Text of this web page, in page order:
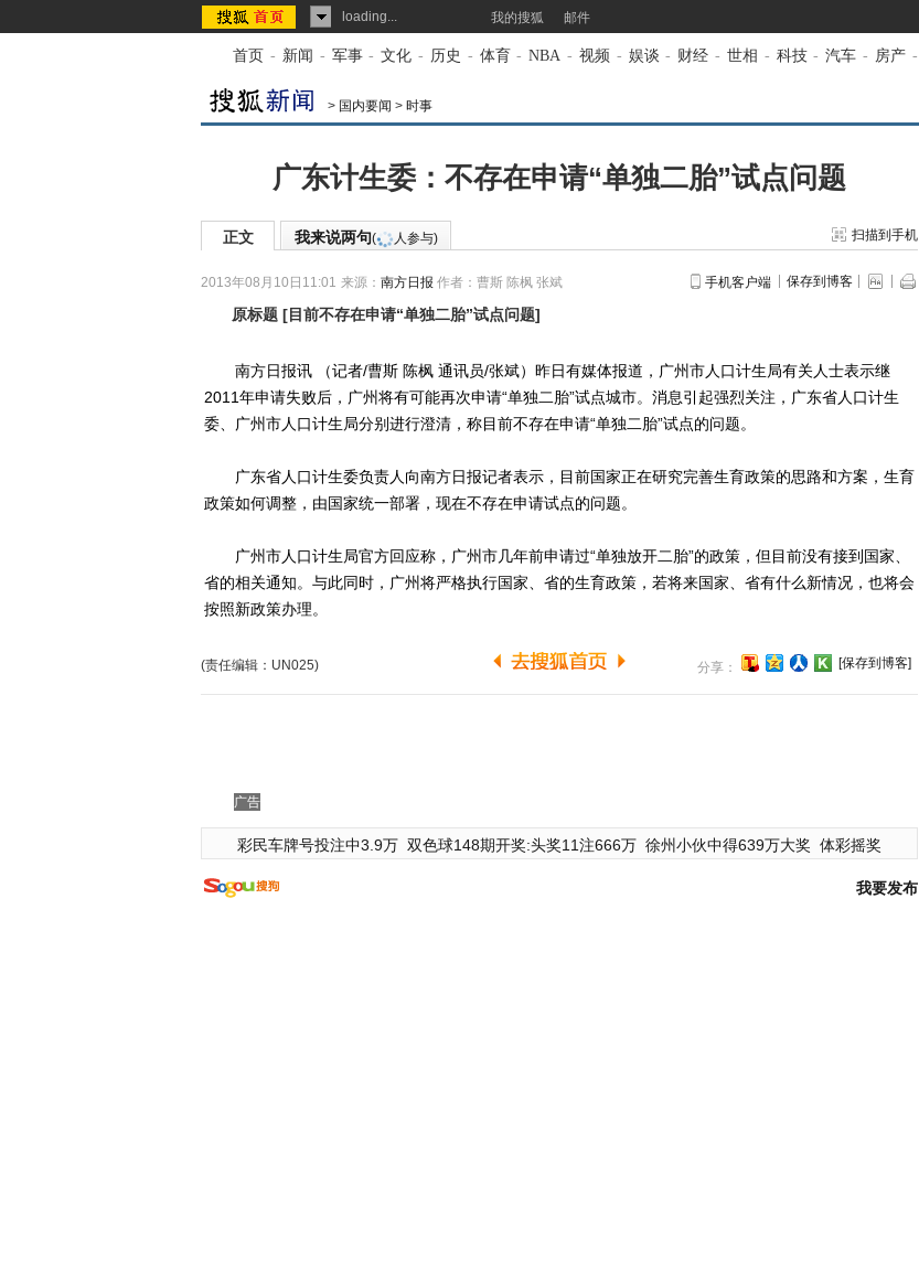
loading... 我的搜狐 邮件
首页 - 新闻 - 军事 - 文化 - 历史 - 体育 - NBA - 视频 - 娱谈 - 财经 - 世相 - 科技 - 汽车 - 房产 -
> 国内要闻 > 时事
广东计生委：不存在申请“单独二胎”试点问题
正文 我来说两句( 人参与) 扫描到手机
2013年08月10日11:01 来源： 南方日报 作者：曹斯 陈枫 张斌 手机客户端 保存到博客
原标题 [目前不存在申请“单独二胎”试点问题]
南方日报讯 （记者/曹斯 陈枫 通讯员/张斌）昨日有媒体报道，广州市人口计生局有关人士表示继
2011年申请失败后，广州将有可能再次申请“单独二胎”试点城市。消息引起强烈关注，广东省人口计生
委、广州市人口计生局分别进行澄清，称目前不存在申请“单独二胎”试点的问题。
广东省人口计生委负责人向南方日报记者表示，目前国家正在研究完善生育政策的思路和方案，生育
政策如何调整，由国家统一部署，现在不存在申请试点的问题。
广州市人口计生局官方回应称，广州市几年前申请过“单独放开二胎”的政策，但目前没有接到国家、
省的相关通知。与此同时，广州将严格执行国家、省的生育政策，若将来国家、省有什么新情况，也将会
按照新政策办理。
(责任编辑：UN025) 分享： [保存到博客]
广告
彩民车牌号投注中3.9万 双色球148期开奖:头奖11注666万 徐州小伙中得639万大奖 体彩摇奖
我要发布